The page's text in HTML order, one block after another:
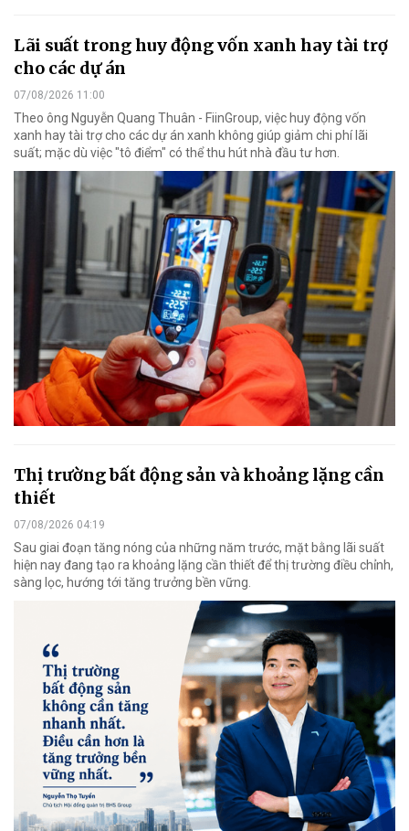
Lãi suất trong huy động vốn xanh hay tài trợ
cho các dự án
07/08/2026 11:00
Theo ông Nguyễn Quang Thuân - FiinGroup, việc huy động vốn
xanh hay tài trợ cho các dự án xanh không giúp giảm chi phí lãi
suất; mặc dù việc "tô điểm" có thể thu hút nhà đầu tư hơn.
Thị trường bất động sản và khoảng lặng cần
thiết
07/08/2026 04:19
Sau giai đoạn tăng nóng của những năm trước, mặt bằng lãi suất
hiện nay đang tạo ra khoảng lặng cần thiết để thị trường điều chỉnh,
sàng lọc, hướng tới tăng trưởng bền vững.